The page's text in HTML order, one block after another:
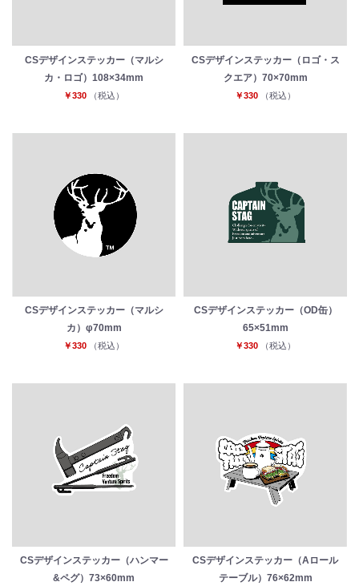
CSデザインステッカー（マルシ
カ・ロゴ）108×34mm
￥330 （税込）
CSデザインステッカー（ロゴ・ス
クエア）70×70mm
￥330 （税込）
CSデザインステッカー（マルシ
カ）φ70mm
￥330 （税込）
CSデザインステッカー（OD缶）
65×51mm
￥330 （税込）
CSデザインステッカー（ハンマー
&ペグ）73×60mm
CSデザインステッカー（Aロール
テーブル）76×62mm